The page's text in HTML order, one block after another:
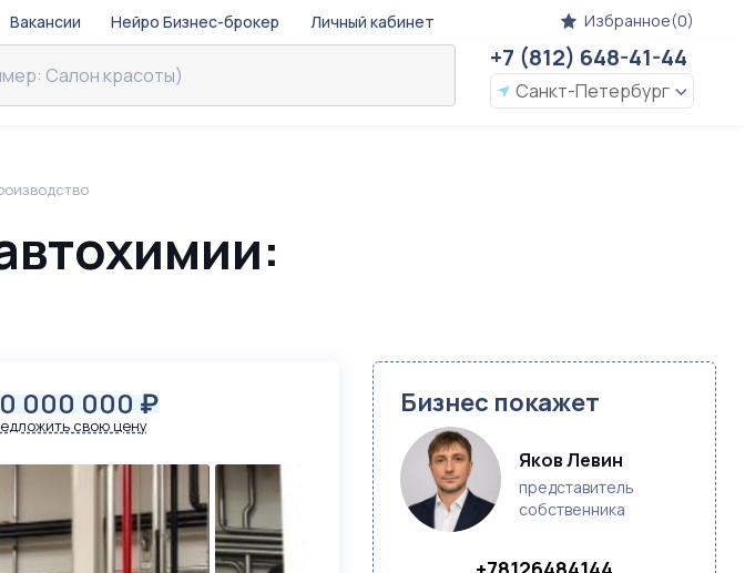
Вакансии Нейро Бизнес-брокер Личный кабинет Избранное(0)
+7 (812) 648-41-44
Санкт-Петербург
000 000 ₽
свою цену
Бизнес покажет
Яков Левин
представитель
собственника